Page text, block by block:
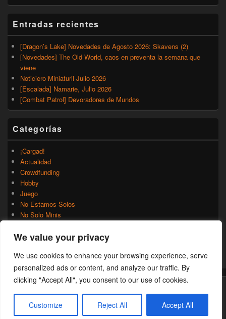
We value your privacy
We use cookies to enhance your browsing experience, serve
personalized ads or content, and analyze our traffic. By
clicking "Accept All", you consent to our use of cookies.
Customize Reject All Accept All
Entradas recientes
[Dragon’s Lake] Novedades de Agosto 2026: Skavens (2)
[Novedades] The Old World, caos en preventa la semana que
viene
Noticiero Miniaturil Julio 2026
[Escalada] Namarie, Julio 2026
[Combat Patrol] Devoradores de Mundos
Categorías
¡Cargad!
Actualidad
Crowdfunding
Hobby
Juego
No Estamos Solos
No Solo Minis
Rumores
Uncategorized
¡Cargad!
. Todos los Derechos Reservados.